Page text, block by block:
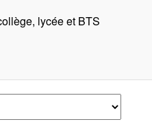
lycée et BTS